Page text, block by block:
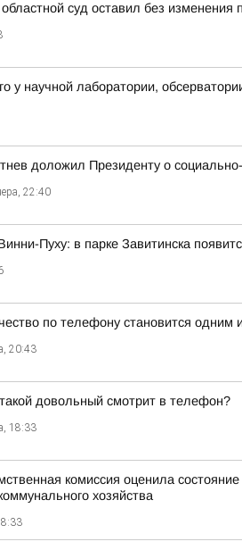
суд оставил без изменения
у научной лаборатории,
доложил Президенту о
22:40
Пуху: в парке Завитинска
по телефону становится одним
20:43
довольный смотрит в телефон?
18:33
комиссия оценила
хозяйства